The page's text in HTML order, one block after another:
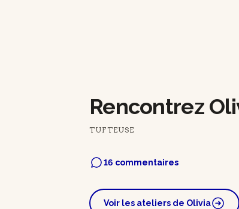
Rencontrez
TUFTEUSE
16 commentaires
Voir les ateliers de Olivia